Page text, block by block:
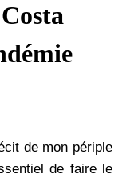
de mon périple
de faire le